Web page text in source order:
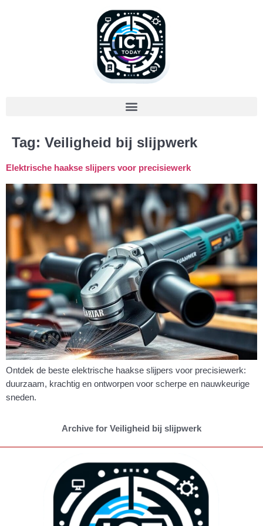
Tag: Veiligheid bij slijpwerk
Elektrische haakse slijpers voor precisiewerk
Ontdek de beste elektrische haakse slijpers voor precisiewerk:
duurzaam, krachtig en ontworpen voor scherpe en nauwkeurige
sneden.
Archive for Veiligheid bij slijpwerk